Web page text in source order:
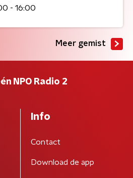
- 16:00
Meer gemist
NPO Radio 2
Info
Contact
Download de app